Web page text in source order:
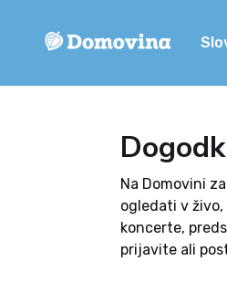
Na Domovini
ogledati v
koncerte,
prijavite ali